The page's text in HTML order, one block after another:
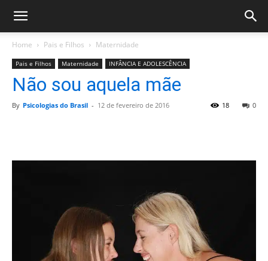
Home Pais e Filhos Maternidade
Pais e Filhos Maternidade INFÂNCIA E ADOLESCÊNCIA
Não sou aquela mãe
By Psicologias do Brasil - 12 de fevereiro de 2016 0
18